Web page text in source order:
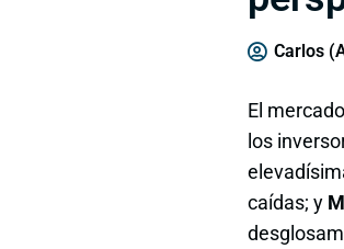
Carlos
El
los
caídas; y